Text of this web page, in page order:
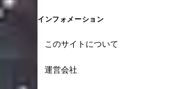
インフォメーション
このサイトについて
運営会社